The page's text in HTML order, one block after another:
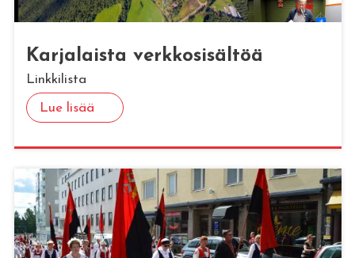
Kar­ja­lais­ta verk­ko­si­säl­töä
Linkkilista
Lue lisää